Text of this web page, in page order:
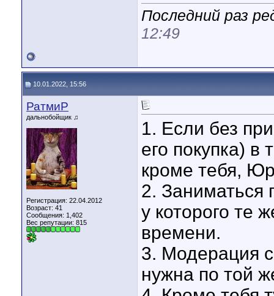
Последний раз
12:49
10.01.2022, 15:56
РатмиР
дальнобойщик ♫
Регистрация: 22.04.2012
Возраст: 41
Сообщения: 1,402
Вес репутации: 815
1. Если без
его покупка) в
кроме тебя,
2. Заниматься
у которого те
времени.
3. Модерация
нужна по той